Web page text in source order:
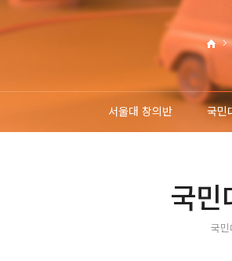
서울대 창의반 국민
국민
국민